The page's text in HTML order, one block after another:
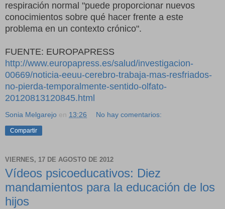
respiración normal "puede proporcionar nuevos
conocimientos sobre qué hacer frente a este
problema en un contexto crónico".
FUENTE: EUROPAPRESS
http://www.europapress.es/salud/investigacion-
00669/noticia-eeuu-cerebro-trabaja-mas-resfriados-
no-pierda-temporalmente-sentido-olfato-
20120813120845.html
Sonia Melgarejo en 13:26 No hay comentarios:
Compartir
VIERNES, 17 DE AGOSTO DE 2012
Vídeos psicoeducativos: Diez
mandamientos para la educación de los
hijos